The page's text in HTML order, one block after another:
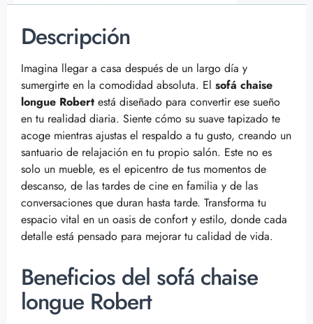
Descripción
Imagina llegar a casa después de un largo día y
sumergirte en la comodidad absoluta. El sofá chaise
longue Robert está diseñado para convertir ese sueño
en tu realidad diaria. Siente cómo su suave tapizado te
acoge mientras ajustas el respaldo a tu gusto, creando un
santuario de relajación en tu propio salón. Este no es
solo un mueble, es el epicentro de tus momentos de
descanso, de las tardes de cine en familia y de las
conversaciones que duran hasta tarde. Transforma tu
espacio vital en un oasis de confort y estilo, donde cada
detalle está pensado para mejorar tu calidad de vida.
Beneficios del sofá chaise
longue Robert